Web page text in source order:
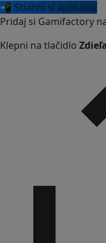
📲 Stiahni si aplikáciu
Pridaj si Gamifactory
Klepni na tlačidlo